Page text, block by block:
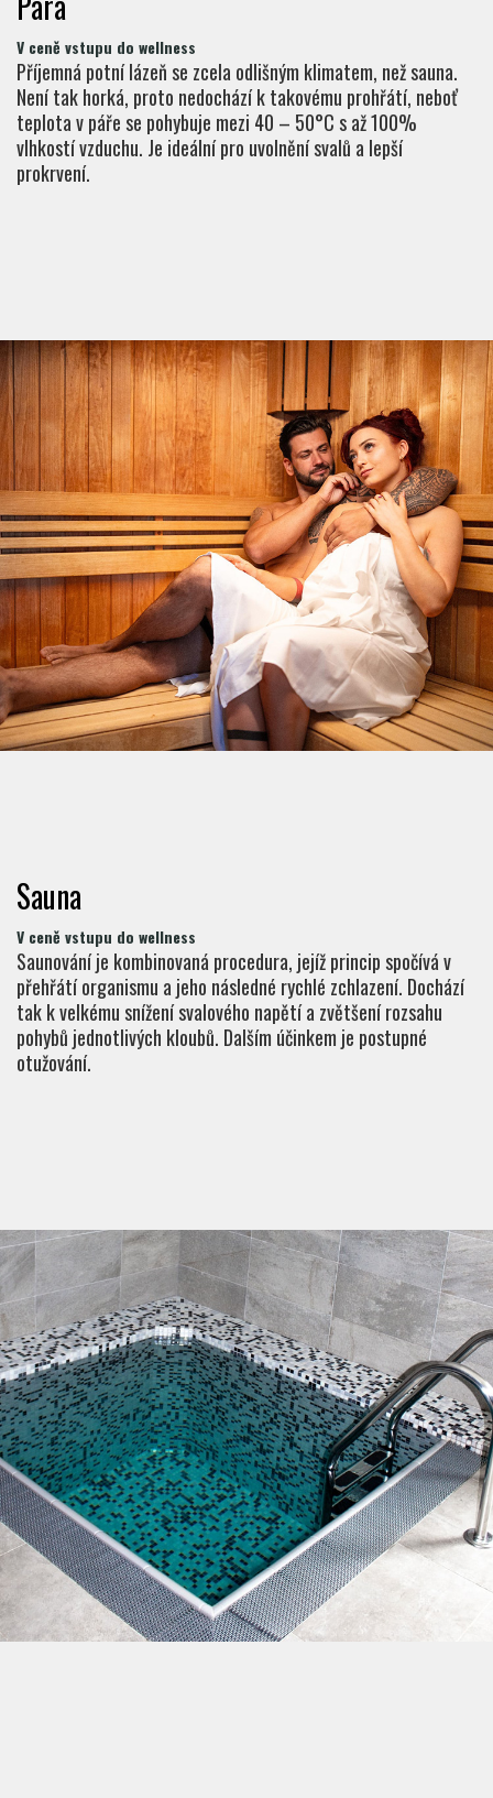
V ceně vstupu do wellness
Příjemná potní lázeň se zcela odlišným klimatem, než sauna.
Není tak horká, proto nedochází k takovému prohřátí, neboť
teplota v páře se pohybuje mezi 40 – 50°C s až 100%
vlhkostí vzduchu. Je ideální pro uvolnění svalů a lepší
prokrvení.
Sauna
V ceně vstupu do wellness
Saunování je kombinovaná procedura, jejíž princip spočívá v
přehřátí organismu a jeho následné rychlé zchlazení. Dochází
tak k velkému snížení svalového napětí a zvětšení rozsahu
pohybů jednotlivých kloubů. Dalším účinkem je postupné
otužování.